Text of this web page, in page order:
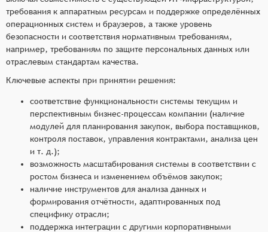
требования к аппаратным ресурсам и поддержке определённых
операционных систем и браузеров, а также уровень
безопасности и соответствия нормативным требованиям,
например, требованиям по защите персональных данных или
отраслевым стандартам качества.
Ключевые аспекты при принятии решения:
соответствие функциональности системы текущим и
перспективным бизнес-процессам компании (наличие
модулей для планирования закупок, выбора поставщиков,
контроля поставок, управления контрактами, анализа цен
и т. д.);
возможность масштабирования системы в соответствии с
ростом бизнеса и изменением объёмов закупок;
наличие инструментов для анализа данных и
формирования отчётности, адаптированных под
специфику отрасли;
поддержка интеграции с другими корпоративными